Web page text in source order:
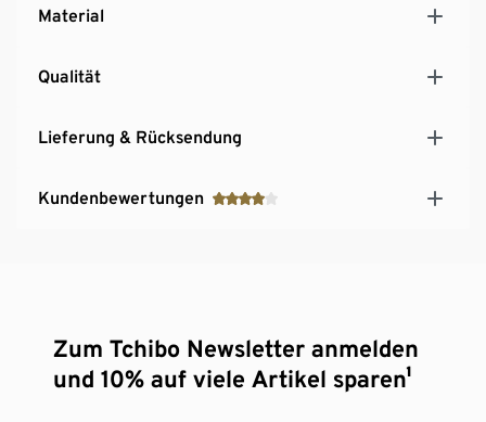
Material
Qualität
Lieferung & Rücksendung
Kundenbewertungen
Zum Tchibo Newsletter anmelden
und 10% auf viele Artikel sparen¹